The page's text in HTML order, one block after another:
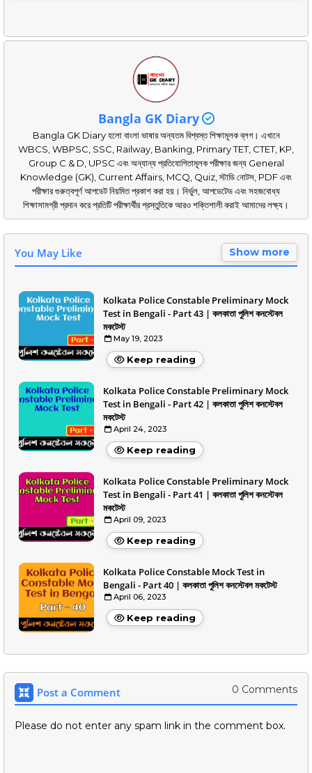
Bangla GK Diary
Bangla GK Diary হলো বাংলা ভাষার অন্যতম বিশ্বস্ত শিক্ষামূলক ব্লগ। এখানে
WBCS, WBPSC, SSC, Railway, Banking, Primary TET, CTET, KP,
Group C & D, UPSC এবং অন্যান্য প্রতিযোগিতামূলক পরীক্ষার জন্য General
Knowledge (GK), Current Affairs, MCQ, Quiz, স্টাডি নোটস, PDF এবং
পরীক্ষার গুরুত্বপূর্ণ আপডেট নিয়মিত প্রকাশ করা হয়। নির্ভুল, আপডেটেড এবং সহজবোধ্য
শিক্ষাসামগ্রী প্রদান করে প্রতিটি পরীক্ষার্থীর প্রস্তুতিকে আরও শক্তিশালী করাই আমাদের লক্ষ্য।
You May Like Show more
Kolkata Police Constable Preliminary Mock
Test in Bengali - Part 43 | কলকাতা পুলিশ কনস্টেবল
মকটেস্ট
May 19, 2023
Keep reading
Kolkata Police Constable Preliminary Mock
Test in Bengali - Part 42 | কলকাতা পুলিশ কনস্টেবল
মকটেস্ট
April 24, 2023
Keep reading
Kolkata Police Constable Preliminary Mock
Test in Bengali - Part 41 | কলকাতা পুলিশ কনস্টেবল
মকটেস্ট
April 09, 2023
Keep reading
Kolkata Police Constable Mock Test in
Bengali - Part 40 | কলকাতা পুলিশ কনস্টেবল মকটেস্ট
April 06, 2023
Keep reading
Post a Comment 0 Comments
Please do not enter any spam link in the comment box.